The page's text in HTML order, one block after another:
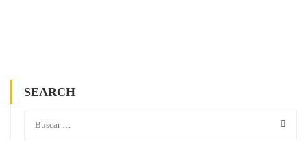
SEARCH